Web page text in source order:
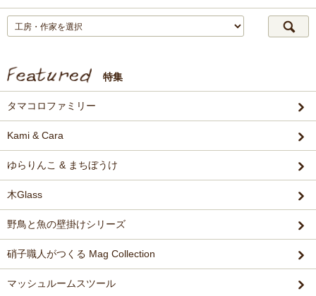
特集
タマコロファミリー
Kami & Cara
ゆらりんこ & まちぼうけ
木Glass
野鳥と魚の壁掛けシリーズ
硝子職人がつくる Mag Collection
マッシュルームスツール